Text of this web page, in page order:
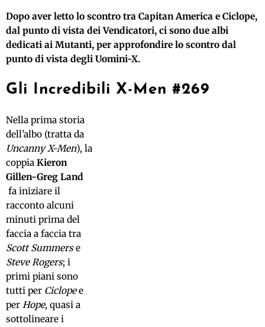
Dopo aver letto lo scontro tra Capitan America e Ciclope,
dal punto di vista dei Vendicatori, ci sono due albi
dedicati ai Mutanti, per approfondire lo scontro dal
punto di vista degli Uomini-X.
Gli Incredibili X-Men #269
Nella prima storia
dell’albo (tratta da
Uncanny X-Men), la
coppia Kieron
Gillen-Greg Land
fa iniziare il
racconto alcuni
minuti prima del
faccia a faccia tra
Scott Summerse
Steve Rogers; i
primi piani sono
tutti per Ciclopee
per Hope, quasi a
sottolineare i